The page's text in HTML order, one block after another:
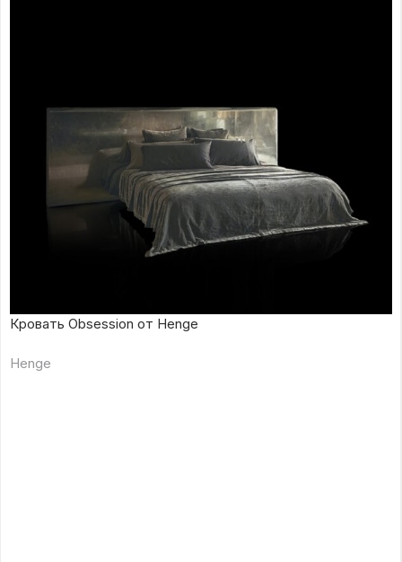
Кровать Obsession от Henge
Henge